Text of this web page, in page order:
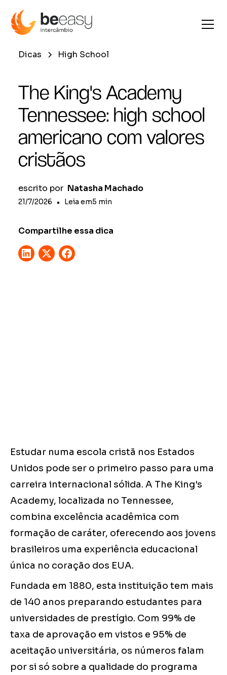
Dicas High School
The King's Academy
Tennessee: high school
americano com valores
cristãos
escrito por Natasha Machado
21/7/2026 • Leia em5 min
Compartilhe essa dica
Estudar numa escola cristã nos Estados
Unidos pode ser o primeiro passo para uma
carreira internacional sólida. A The King's
Academy, localizada no Tennessee,
combina excelência acadêmica com
formação de caráter, oferecendo aos jovens
brasileiros uma experiência educacional
única no coração dos EUA.
Fundada em 1880, esta instituição tem mais
de 140 anos preparando estudantes para
universidades de prestígio. Com 99% de
taxa de aprovação em vistos e 95% de
aceitação universitária, os números falam
por si só sobre a qualidade do programa